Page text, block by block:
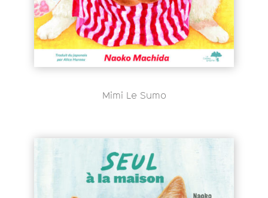
Mimi Le Sumo